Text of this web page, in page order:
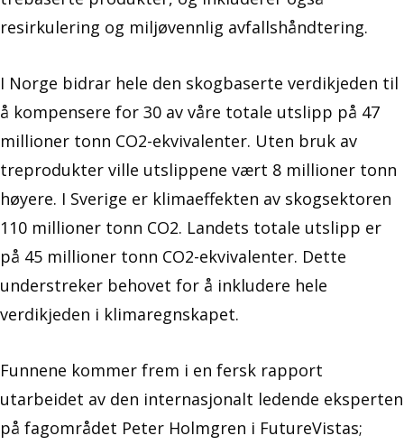
resirkulering og miljøvennlig avfallshåndtering.
I Norge bidrar hele den skogbaserte verdikjeden til
å kompensere for 30 av våre totale utslipp på 47
millioner tonn CO2-ekvivalenter. Uten bruk av
treprodukter ville utslippene vært 8 millioner tonn
høyere. I Sverige er klimaeffekten av skogsektoren
110 millioner tonn CO2. Landets totale utslipp er
på 45 millioner tonn CO2-ekvivalenter. Dette
understreker behovet for å inkludere hele
verdikjeden i klimaregnskapet.
Funnene kommer frem i en fersk rapport
utarbeidet av den internasjonalt ledende eksperten
på fagområdet Peter Holmgren i FutureVistas;